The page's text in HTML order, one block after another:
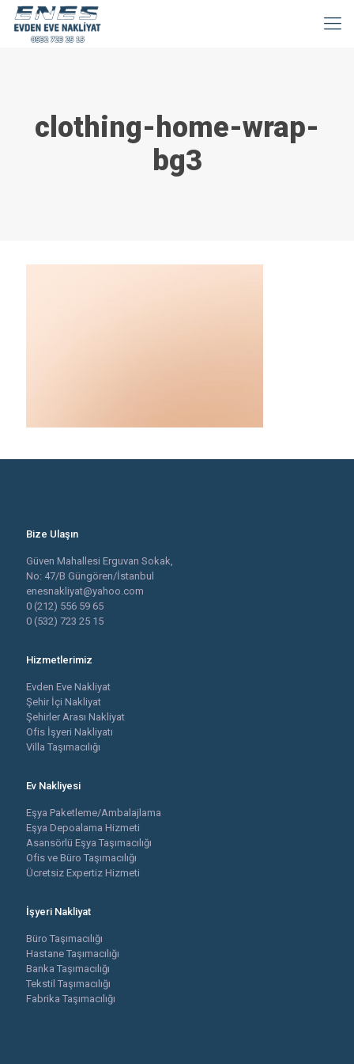
clothing-home-wrap-
bg3
Bize Ulaşın
Güven Mahallesi Erguvan Sokak,
No: 47/B Güngören/İstanbul
enesnakliyat@yahoo.com
0 (212) 556 59 65
0 (532) 723 25 15
Hizmetlerimiz
Evden Eve Nakliyat
Şehir İçi Nakliyat
Şehirler Arası Nakliyat
Ofis İşyeri Nakliyatı
Villa Taşımacılığı
Ev Nakliyesi
Eşya Paketleme/Ambalajlama
Eşya Depoalama Hizmeti
Asansörlü Eşya Taşımacılığı
Ofis ve Büro Taşımacılığı
Ücretsiz Expertiz Hizmeti
İşyeri Nakliyat
Büro Taşımacılığı
Hastane Taşımacılığı
Banka Taşımacılığı
Tekstil Taşımacılığı
Fabrika Taşımacılığı